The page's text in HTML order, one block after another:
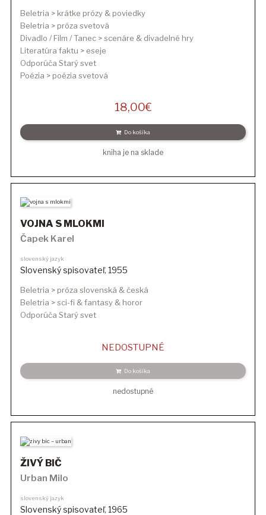
Beletria > krátke prózy & poviedky
Beletria > próza svetová
Divadlo / Film / Tanec > scenáre & divadelné hry
Literatúra faktu > eseje
Odporúča Starý svet
Poézia > poézia svetová
18,00€
Do košíka
kniha je na sklade
VOJNA S MLOKMI
Čapek Karel
slovenský jazyk
Slovenský spisovateľ, 1955
Beletria > próza slovenská & česká
Beletria > sci-fi & fantasy & horor
Odporúča Starý svet
NEDOSTUPNÉ
Do košíka
nedostupné
ŽIVÝ BIČ
Urban Milo
slovenský jazyk
Slovenský spisovateľ, 1965